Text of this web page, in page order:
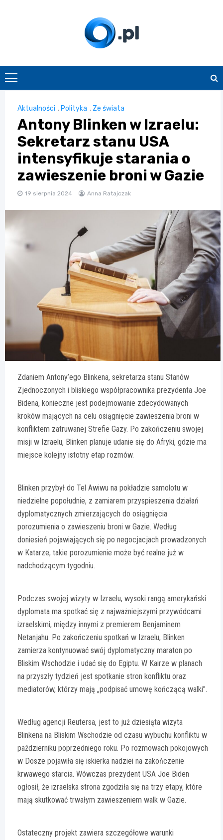
O.pl
Aktualności , Polityka , Ze świata
Antony Blinken w Izraelu:
Sekretarz stanu USA
intensyfikuje starania o
zawieszenie broni w Gazie
19 sierpnia 2024 Anna Ratajczak
Zdaniem Antony’ego Blinkena, sekretarza stanu Stanów
Zjednoczonych i bliskiego współpracownika prezydenta Joe
Bidena, konieczne jest podejmowanie zdecydowanych
kroków mających na celu osiągnięcie zawieszenia broni w
konfliktem zatruwanej Strefie Gazy. Po zakończeniu swojej
misji w Izraelu, Blinken planuje udanie się do Afryki, gdzie ma
miejsce kolejny istotny etap rozmów.
Blinken przybył do Tel Awiwu na pokładzie samolotu w
niedzielne popołudnie, z zamiarem przyspieszenia działań
dyplomatycznych zmierzających do osiągnięcia
porozumienia o zawieszeniu broni w Gazie. Według
doniesień pojawiających się po negocjacjach prowadzonych
w Katarze, takie porozumienie może być realne już w
nadchodzącym tygodniu.
Podczas swojej wizyty w Izraelu, wysoki rangą amerykański
dyplomata ma spotkać się z najważniejszymi przywódcami
izraelskimi, między innymi z premierem Benjaminem
Netanjahu. Po zakończeniu spotkań w Izraelu, Blinken
zamierza kontynuować swój dyplomatyczny maraton po
Bliskim Wschodzie i udać się do Egiptu. W Kairze w planach
na przyszły tydzień jest spotkanie stron konfliktu oraz
mediatorów, którzy mają „podpisać umowę kończącą walki”.
Według agencji Reutersa, jest to już dziesiąta wizyta
Blinkena na Bliskim Wschodzie od czasu wybuchu konfliktu w
październiku poprzedniego roku. Po rozmowach pokojowych
w Dosze pojawiła się iskierka nadziei na zakończenie
krwawego starcia. Wówczas prezydent USA Joe Biden
ogłosił, że izraelska strona zgodziła się na trzy etapy, które
mają skutkować trwałym zawieszeniem walk w Gazie.
Ostateczny projekt zawiera szczegółowe warunki